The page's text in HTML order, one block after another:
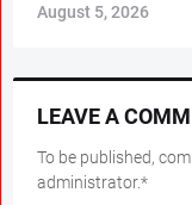
August 5, 2026
LEAVE A
To be published,
administrator.*